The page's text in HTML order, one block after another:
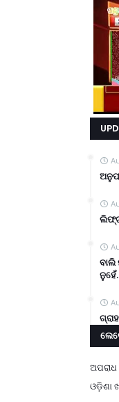
ବାଲି
ଅପରାଧ
ଓଡ଼ିଶା